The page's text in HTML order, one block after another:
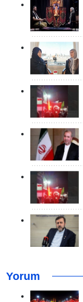
Yorum